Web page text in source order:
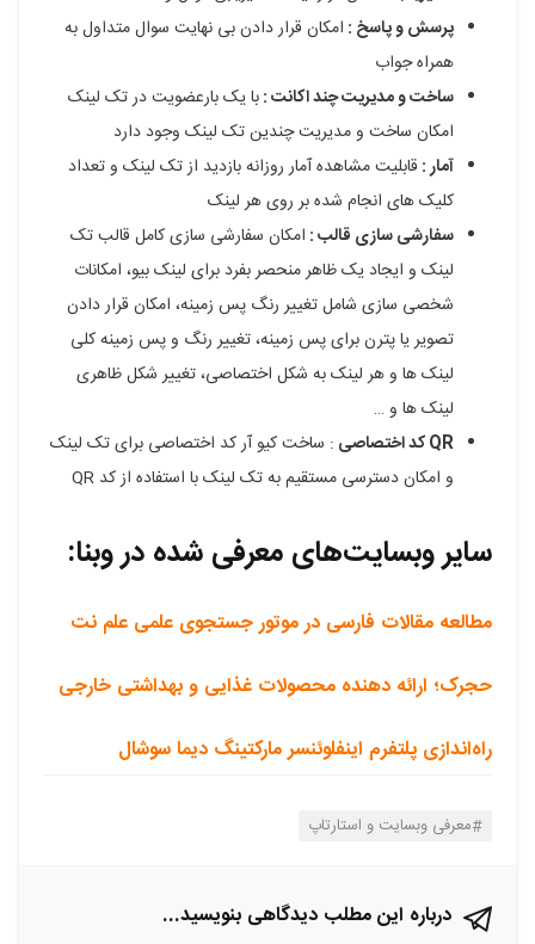
پرسش و پاسخ : امکان قرار دادن بی نهایت سوال متداول به
همراه جواب
ساخت و مدیریت چند اکانت :با یک بارعضویت در تک لینک
امکان ساخت و مدیریت چندین تک لینک وجود دارد
آمار : قابلیت مشاهده آمار روزانه بازدید از تک لینک و تعداد
کلیک های انجام شده بر روی هر لینک
سفارشی سازی قالب : امکان سفارشی سازی کامل قالب تک
لینک و ایجاد یک ظاهر منحصر بفرد برای لینک بیو، امکانات
شخصی سازی شامل تغییر رنگ پس زمینه، امکان قرار دادن
تصویر یا پترن برای پس زمینه، تغییر رنگ و پس زمینه کلی
لینک ها و هر لینک به شکل اختصاصی، تغییر شکل ظاهری
لینک ها و …
QR کد اختصاصی
: ساخت کیو آر کد اختصاصی برای تک لینک
و امکان دسترسی مستقیم به تک لینک با استفاده از کد QR
سایر وبسایت‌های معرفی شده در وبنا:
مطالعه مقالات فارسی در موتور جستجوی علمی علم نت
حجرک؛ ارائه دهنده محصولات غذایی و بهداشتی خارجی
راه‌اندازی پلتفرم اینفلوئنسر مارکتینگ دیما سوشال
معرفی وبسایت و استارتاپ
درباره این مطلب دیدگاهی بنویسید...